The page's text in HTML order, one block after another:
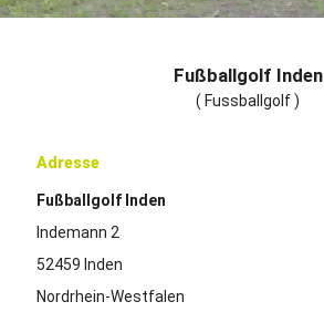
Fußballgolf Inden
( Fussballgolf )
Adresse
Fußballgolf Inden
Indemann 2
52459 Inden
Nordrhein-Westfalen